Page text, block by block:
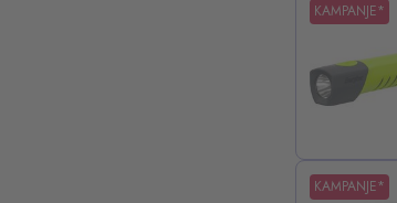
KAMPANJE*
KAMPANJE*